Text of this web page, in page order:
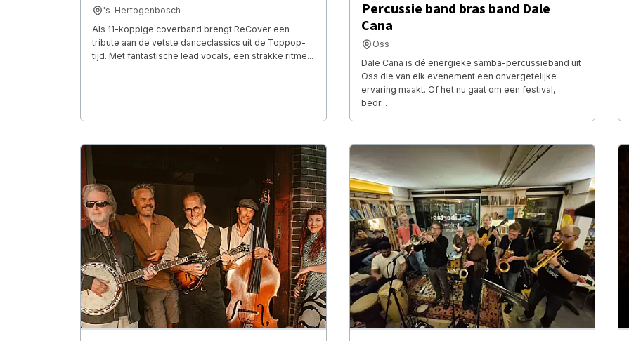
's-Hertogenbosch
Als 11-koppige coverband brengt ReCover een
tribute aan de vetste danceclassics uit de Toppop-
tijd. Met fantastische lead vocals, een strakke ritme...
Percussie band bras band Dale
Cana
Oss
Dale Caña is dé energieke samba-percussieband uit
Oss die van elk evenement een onvergetelijke
ervaring maakt. Of het nu gaat om een festival,
bedr...